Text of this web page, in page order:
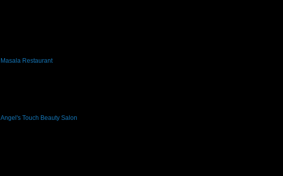
Masala Restaurant
Angel's Touch Beauty Salon